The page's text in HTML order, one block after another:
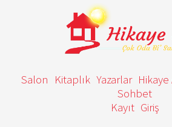
Salon Kitaplık Yazarlar Hikaye
Sohbet
Kayıt Giriş